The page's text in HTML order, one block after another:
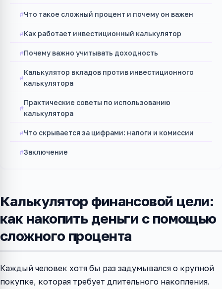
Что такое сложный процент и почему он важен
Как работает инвестиционный калькулятор
Почему важно учитывать доходность
Калькулятор вкладов против инвестиционного
калькулятора
Практические советы по использованию
калькулятора
Что скрывается за цифрами: налоги и комиссии
Заключение
Калькулятор финансовой цели:
как накопить деньги с помощью
сложного процента
Каждый человек хотя бы раз задумывался о крупной
покупке, которая требует длительного накопления.